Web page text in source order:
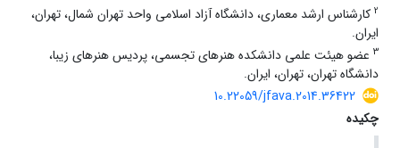
2 کارشناس ارشد معماری، دانشگاه آزاد اسلامی واحد تهران شمال، تهران،
ایران.
3 عضو هیئت علمی دانشکده هنرهای تجسمی، پردیس هنرهای زیبا،
دانشگاه تهران، تهران، ایران.
10.22059/jfava.2014.36422
چکیده